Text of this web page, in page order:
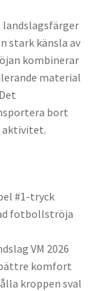
landslagsfärger
stark känsla av
kombinerar
material
bort
aktivitet.
#1-tryck
fotbollströja
VM 2026
komfort
kroppen sval